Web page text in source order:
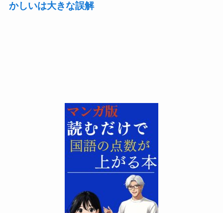
かしいは大きな誤解